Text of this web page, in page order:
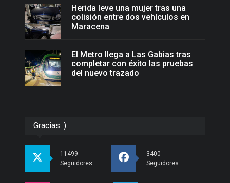
Herida leve una mujer tras una
colisión entre dos vehículos en
Maracena
El Metro llega a Las Gabias tras
completar con éxito las pruebas
del nuevo trazado
Gracias :)
11499
Seguidores
3400
Seguidores